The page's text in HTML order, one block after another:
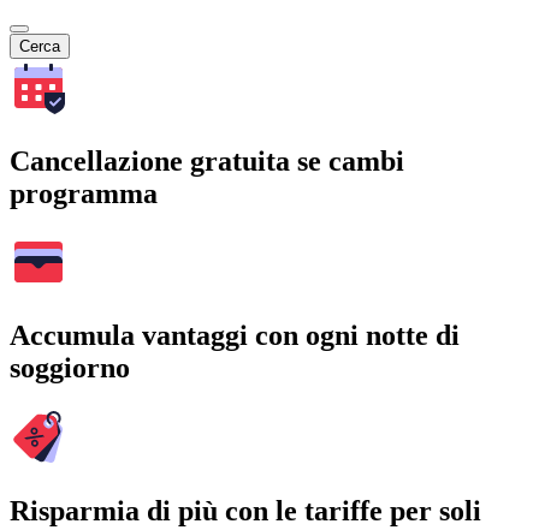
Cerca
Cancellazione gratuita se cambi
programma
Accumula vantaggi con ogni notte di
soggiorno
Risparmia di più con le tariffe per soli